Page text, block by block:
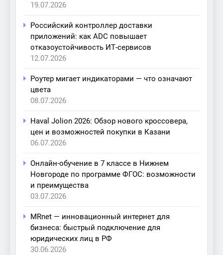
19.07.2026
Российский контроллер доставки
приложений: как ADC повышает
отказоустойчивость ИТ-сервисов
12.07.2026
Роутер мигает индикаторами — что означают
цвета
08.07.2026
Haval Jolion 2026: Обзор нового кроссовера,
цен и возможностей покупки в Казани
06.07.2026
Онлайн-обучение в 7 классе в Нижнем
Новгороде по программе ФГОС: возможности
и преимущества
03.07.2026
MRnet — инновационный интернет для
бизнеса: быстрый подключение для
юридических лиц в РФ
30.06.2026